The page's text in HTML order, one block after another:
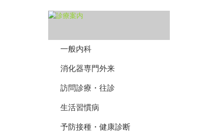
一般内科
消化器専門外来
訪問診療・往診
生活習慣病
予防接種・健康診断